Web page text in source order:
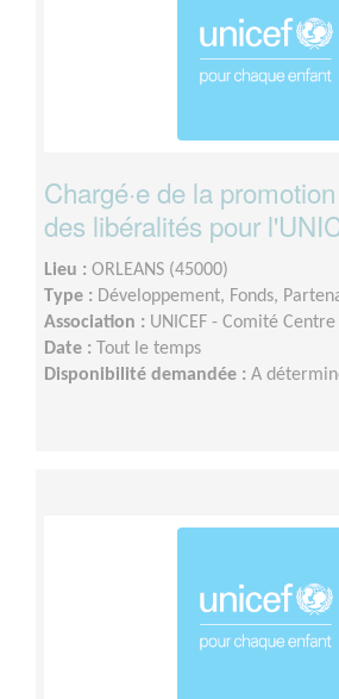
Chargé·e de la
des libéralités pour
Lieu : ORLEANS (45000)
Type : Développement, Fonds,
Association : UNICEF - Comité
Date :
Tout le temps
Disponibilité demandée : A